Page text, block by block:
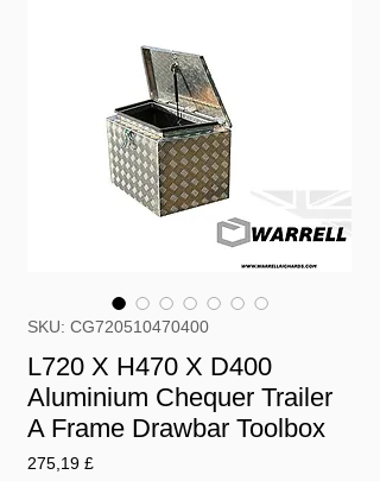
SKU: CG720510470400
L720 X H470 X D400
Aluminium Chequer Trailer
A Frame Drawbar Toolbox
275,19 £